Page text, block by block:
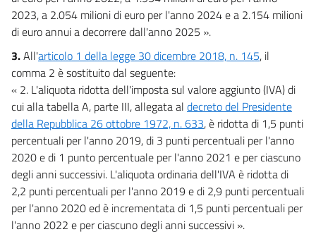
Allegato A
Allegato A
Elenchi
Elenchi
Tabelle A e B
Tabelle A e B
Quadri generali
Quadri generali
Stati di previsione
Tabelle
2023, a 2.054 milioni di euro per l'anno 2024 e a 2.154 milioni
di euro annui a decorrere dall'anno 2025 ».
3.All'articolo 1 della legge 30 dicembre 2018, n. 145, il
comma 2 è sostituito dal seguente:
« 2. L'aliquota ridotta dell'imposta sul valore aggiunto (IVA) di
cui alla tabella A, parte III, allegata al decreto del Presidente
della Repubblica 26 ottobre 1972, n. 633, è ridotta di 1,5 punti
percentuali per l'anno 2019, di 3 punti percentuali per l'anno
2020 e di 1 punto percentuale per l'anno 2021 e per ciascuno
degli anni successivi. L'aliquota ordinaria dell'IVA è ridotta di
2,2 punti percentuali per l'anno 2019 e di 2,9 punti percentuali
per l'anno 2020 ed è incrementata di 1,5 punti percentuali per
l'anno 2022 e per ciascuno degli anni successivi ».